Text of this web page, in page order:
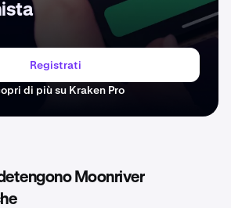
Registrati
di più su Kraken Pro
Moonriver